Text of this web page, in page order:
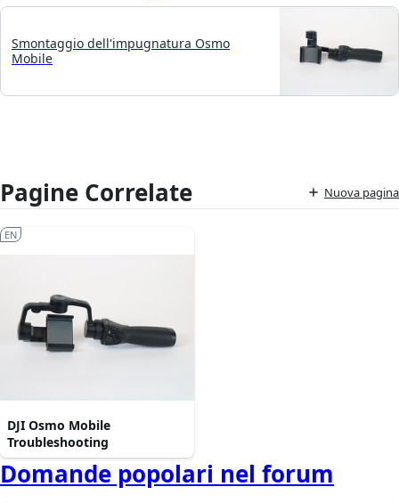
Smontaggio dell'impugnatura Osmo
Mobile
Pagine Correlate Nuova pagina
DJI Osmo Mobile
Troubleshooting
EN
Domande popolari nel forum